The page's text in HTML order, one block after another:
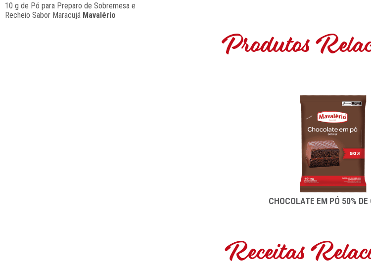
10 g de Pó para Preparo de Sobremesa e
Recheio Sabor Maracujá Mavalério
Produtos
CHOCOLATE EM PÓ 50%
Receitas